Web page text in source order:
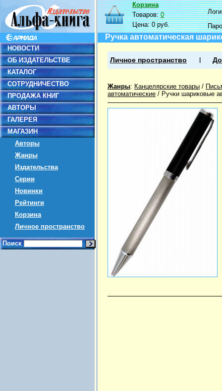
НОВОСТИ
ОБ ИЗДАТЕЛЬСТВЕ
КАТАЛОГ
СОТРУДНИЧЕСТВО
ПРОДАЖА КНИГ
АВТОРЫ
ГАЛЕРЕЯ
МАГАЗИН
Авторы
Жанры
Издательства
Серии
Новинки
Рейтинги
Корзина
Личное пространство
Поиск
Корзина
Товаров:0
Цена:0 руб.
Ручка автоматическая
Личное пространство
Жанры: Канцелярские товары /
автоматические / Ручки шариковые